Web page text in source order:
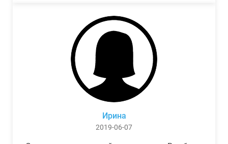
Ирина
2019-06-07